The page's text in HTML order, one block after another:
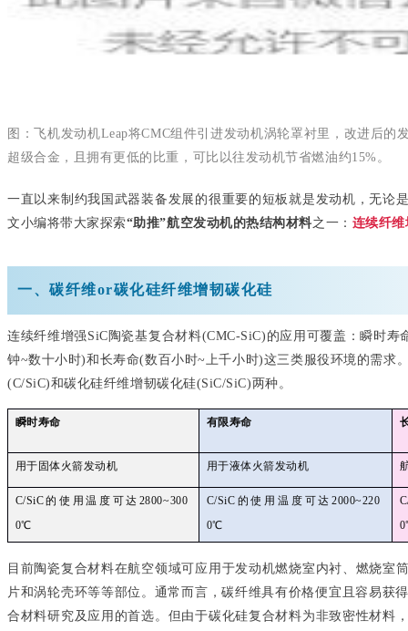
图：飞机发动机Leap将CMC组件引进发动机涡轮罩衬里，改进后的
超级合金，且拥有更低的比重，可比以往发动机节省燃油约15%。
一直以来制约我国武器装备发展的很重要的短板就是发动机，无论
文小编将带大家探索“助推”航空发动机的热结构材料之一： 连续纤
一、碳纤维or碳化硅纤维增韧碳化硅
连续纤维增强SiC陶瓷基复合材料(CMC-SiC)的应用可覆盖：瞬时
钟~数十小时)和长寿命(数百小时~上千小时)这三类服役环境的需求
(C/SiC)和碳化硅纤维增韧碳化硅(SiC/SiC)两种。
瞬时寿命 有限寿命
用于固体火箭发动机 用于液体火箭发动机
C/SiC的使用温度可达2800~300
0℃
C/SiC的使用温度可达2000~220
0℃
目前陶瓷复合材料在航空领域可应用于发动机燃烧室内衬、燃烧室
片和涡轮壳环等等部位。通常而言，碳纤维具有价格便宜且容易获
合材料研究及应用的首选。但由于碳化硅复合材料为非致密性材料